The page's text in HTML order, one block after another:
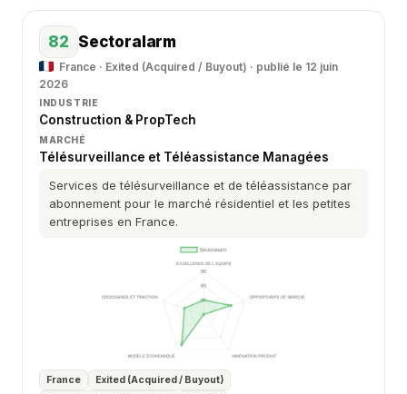
82 Sectoralarm
France · Exited (Acquired / Buyout) · publié le 12 juin
2026
INDUSTRIE
Construction & PropTech
MARCHÉ
Télésurveillance et Téléassistance Managées
Services de télésurveillance et de téléassistance par
abonnement pour le marché résidentiel et les petites
entreprises en France.
France
Exited (Acquired / Buyout)